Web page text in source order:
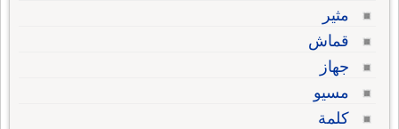
مثير
قماش
جهاز
مسيو
كلمة